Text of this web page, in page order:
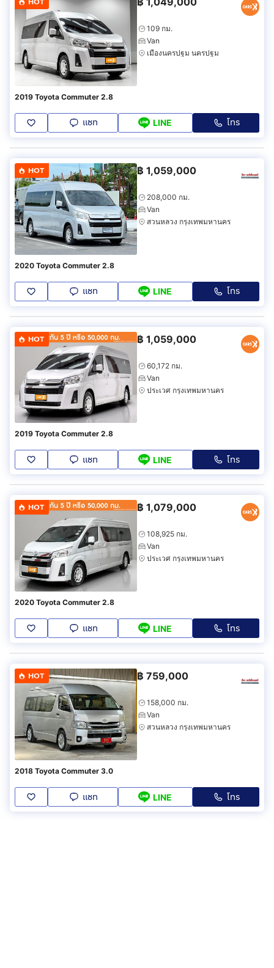
109 กม.
Van
เมืองนครปฐม นครปฐม
2019 Toyota Commuter 2.8
แชท LINE โทร
HOT ฿ 1,059,000
208,000 กม.
Van
สวนหลวง กรุงเทพมหานคร
2020 Toyota Commuter 2.8
แชท LINE โทร
HOT ฿ 1,059,000
60,172 กม.
Van
ประเวศ กรุงเทพมหานคร
2019 Toyota Commuter 2.8
แชท LINE โทร
HOT ฿ 1,079,000
108,925 กม.
Van
ประเวศ กรุงเทพมหานคร
2020 Toyota Commuter 2.8
แชท LINE โทร
HOT ฿ 759,000
158,000 กม.
Van
สวนหลวง กรุงเทพมหานคร
2018 Toyota Commuter 3.0
แชท LINE โทร